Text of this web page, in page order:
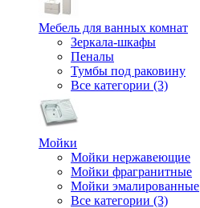
Мебель для ванных комнат
Зеркала-шкафы
Пеналы
Тумбы под раковину
Все категории (3)
Мойки
Мойки нержавеющие
Мойки фрагранитные
Мойки эмалированные
Все категории (3)